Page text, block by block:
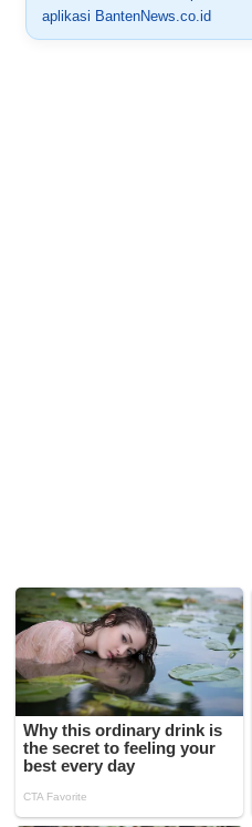
aplikasi BantenNews.co.id